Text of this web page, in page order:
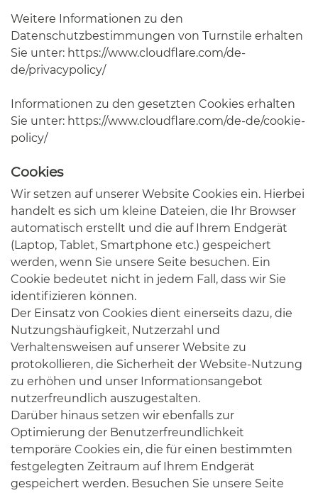
Weitere Informationen zu den
Datenschutzbestimmungen von Turnstile erhalten
Sie unter: https://www.cloudflare.com/de-
de/privacypolicy/
Informationen zu den gesetzten Cookies erhalten
Sie unter: https://www.cloudflare.com/de-de/cookie-
policy/
Cookies
Wir setzen auf unserer Website Cookies ein. Hierbei
handelt es sich um kleine Dateien, die Ihr Browser
automatisch erstellt und die auf Ihrem Endgerät
(Laptop, Tablet, Smartphone etc.) gespeichert
werden, wenn Sie unsere Seite besuchen. Ein
Cookie bedeutet nicht in jedem Fall, dass wir Sie
identifizieren können.
Der Einsatz von Cookies dient einerseits dazu, die
Nutzungshäufigkeit, Nutzerzahl und
Verhaltensweisen auf unserer Website zu
protokollieren, die Sicherheit der Website-Nutzung
zu erhöhen und unser Informationsangebot
nutzerfreundlich auszugestalten.
Darüber hinaus setzen wir ebenfalls zur
Optimierung der Benutzerfreundlichkeit
temporäre Cookies ein, die für einen bestimmten
festgelegten Zeitraum auf Ihrem Endgerät
gespeichert werden. Besuchen Sie unsere Seite